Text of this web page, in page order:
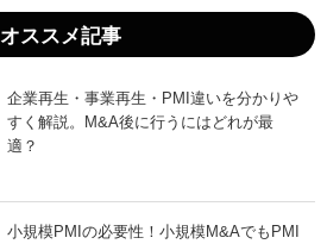
オススメ記事
企業再生・事業再生・PMI違いを分かりや
すく解説。M&A後に行うにはどれが最
適？
小規模PMIの必要性！小規模M&AでもPMI